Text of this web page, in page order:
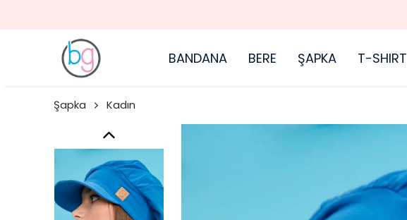
BANDANA BERE ŞAPKA T-SHIRT
Şapka Kadın